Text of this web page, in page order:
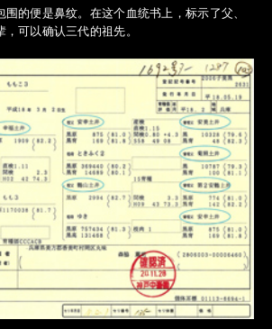
的便是鼻纹。在这个血统书上，标示了父、
可以确认三代的祖先。